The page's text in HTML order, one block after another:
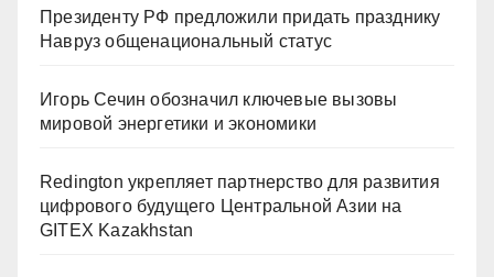
Президенту РФ предложили придать празднику
Навруз общенациональный статус
Игорь Сечин обозначил ключевые вызовы
мировой энергетики и экономики
Redington укрепляет партнерство для развития
цифрового будущего Центральной Азии на
GITEX Kazakhstan